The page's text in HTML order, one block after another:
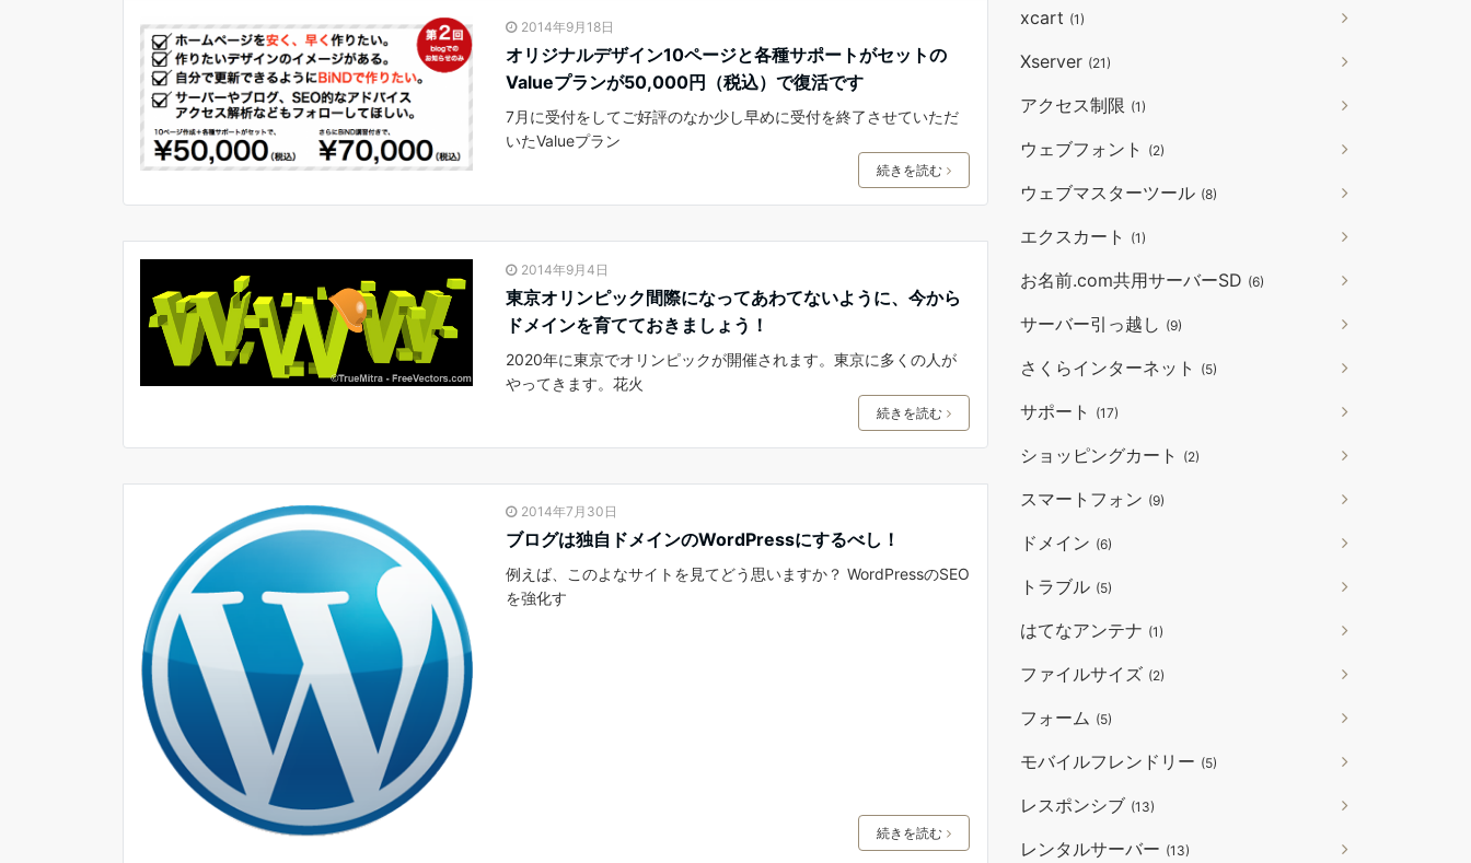
2014年9月18日
オリジナルデザイン10ページと各種サポートがセットの
Valueプランが50,000円（税込）で復活です
7月に受付をしてご好評のなか少し早めに受付を終了させていただ
いたValueプラン
続きを読む
2014年9月4日
東京オリンピック間際になってあわてないように、今から
ドメインを育てておきましょう！
2020年に東京でオリンピックが開催されます。東京に多くの人が
やってきます。花火
続きを読む
2014年7月30日
ブログは独自ドメインのWordPressにするべし！
例えば、このよなサイトを見てどう思いますか？ WordPressのSEO
を強化す
続きを読む
xcart (1)
Xserver (21)
アクセス制限 (1)
ウェブフォント (2)
ウェブマスターツール (8)
エクスカート (1)
お名前.com共用サーバーSD (6)
サーバー引っ越し (9)
さくらインターネット (5)
サポート (17)
ショッピングカート (2)
スマートフォン (9)
ドメイン (6)
トラブル (5)
はてなアンテナ (1)
ファイルサイズ (2)
フォーム (5)
モバイルフレンドリー (5)
レスポンシブ (13)
レンタルサーバー (13)